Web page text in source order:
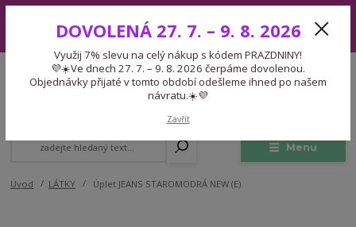
7. – 9. 8. 2026 čerpáme dovolenou. Objednávky přijaté v tomto období
odešleme ihned po našem návratu.☀️💜
Menu
CZK
Expedice 775 866 913
Po-Čt 9-15:30 Pá 9-14:30 Pauza 13-13:45
Úvod LÁTKY Úplet JEANS STAROMODRÁ NEW (E)
DOVOLENÁ 27. 7. – 9. 8. 2026
Využij 7% slevu na celý nákup s kódem PRAZDNINY!
💜☀️Ve dnech 27. 7. – 9. 8. 2026 čerpáme dovolenou.
Objednávky přijaté v tomto období odešleme ihned po našem
návratu.☀️💜
Zavřít